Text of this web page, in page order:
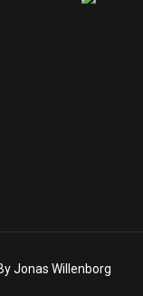
Jonas Willenborg